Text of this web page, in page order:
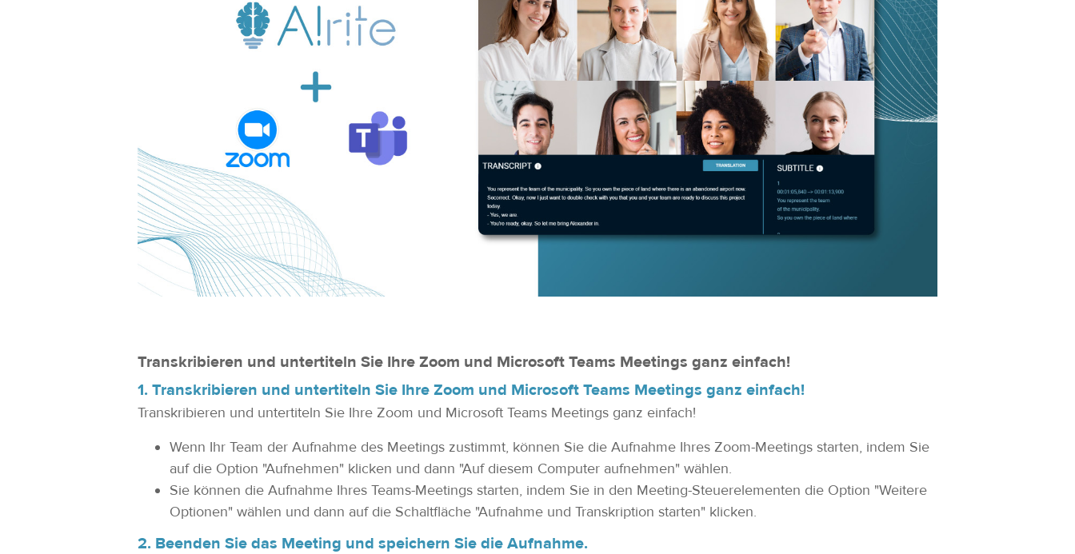
Transkribieren und untertiteln Sie Ihre Zoom und Microsoft Teams Meetings ganz einfach!
1. Transkribieren und untertiteln Sie Ihre Zoom und Microsoft Teams Meetings ganz einfach!
Transkribieren und untertiteln Sie Ihre Zoom und Microsoft Teams Meetings ganz einfach!
Wenn Ihr Team der Aufnahme des Meetings zustimmt, können Sie die Aufnahme Ihres Zoom-Meetings starten, indem Sie
auf die Option "Aufnehmen" klicken und dann "Auf diesem Computer aufnehmen" wählen.
Sie können die Aufnahme Ihres Teams-Meetings starten, indem Sie in den Meeting-Steuerelementen die Option "Weitere
Optionen" wählen und dann auf die Schaltfläche "Aufnahme und Transkription starten" klicken.
2. Beenden Sie das Meeting und speichern Sie die Aufnahme.